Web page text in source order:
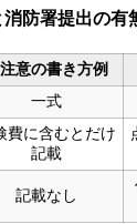
防署提出の有
意の書き方例
一式
費に含むとだけ
記載
記載なし